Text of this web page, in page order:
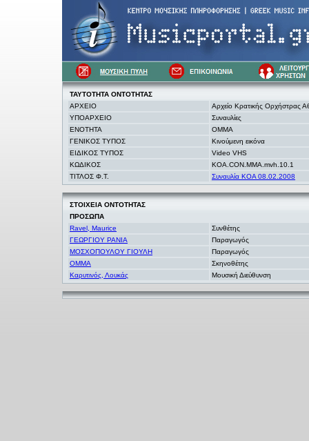
ΤΑΥΤΟΤΗΤΑ ΟΝΤΟΤΗΤΑΣ
ΑΡΧΕΙΟ
Αρχείο Κρατικής Ορχήστρας
ΥΠΟΑΡΧΕΙΟ
Συναυλίες
ΕΝΟΤΗΤΑ
OMMA
ΓΕΝΙΚΟΣ ΤΥΠΟΣ
Κινούμενη εικόνα
ΕΙΔΙΚΟΣ ΤΥΠΟΣ
Video VHS
ΚΩΔΙΚΟΣ
KOA.CON.MMA.mvh.10.1
ΤΙΤΛΟΣ Φ.Τ.
Συναυλία ΚΟΑ 08.02.2008
ΣΤΟΙΧΕΙΑ ΟΝΤΟΤΗΤΑΣ
ΠΡΟΣΩΠΑ
Ravel, Maurice
Συνθέτης
ΓΕΩΡΓΙΟΥ ΡΑΝΙΑ
Παραγωγός
ΜΟΣΧΟΠΟΥΛΟΥ ΓΙΟΥΛΗ
Παραγωγός
ΟΜΜΑ
Σκηνοθέτης
Καρυτινός, Λουκάς
Μουσική Διεύθυνση